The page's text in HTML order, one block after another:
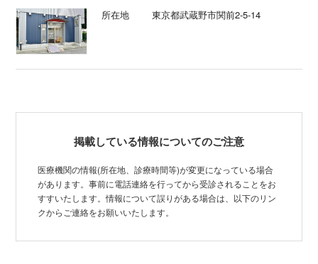
所在地 東京都武蔵野市関前2-5-14
掲載している情報についてのご注意
医療機関の情報(所在地、診療時間等)が変更になっている場合
があります。事前に電話連絡を行ってから受診されることをお
すすいたします。情報について誤りがある場合は、以下のリン
クからご連絡をお願いいたします。